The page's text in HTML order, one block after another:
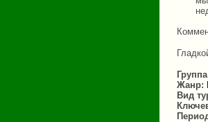
Жанр:
Вид